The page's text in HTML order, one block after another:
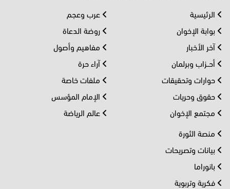
الرئيسية
بوابة الإخوان
آخر الأخبار
أحــزاب وبرلمان
حوارات وتحقيقات
حقوق وحريات
مجتمع الإخوان
عرب وعجم
روضة الدعاة
مفاهيم وأصول
آراء حرة
ملفات خاصة
الإمام المؤسس
عالم الرياضة
منصة الثورة
بيانات وتصريحات
بانوراما
فكرية وتربوية